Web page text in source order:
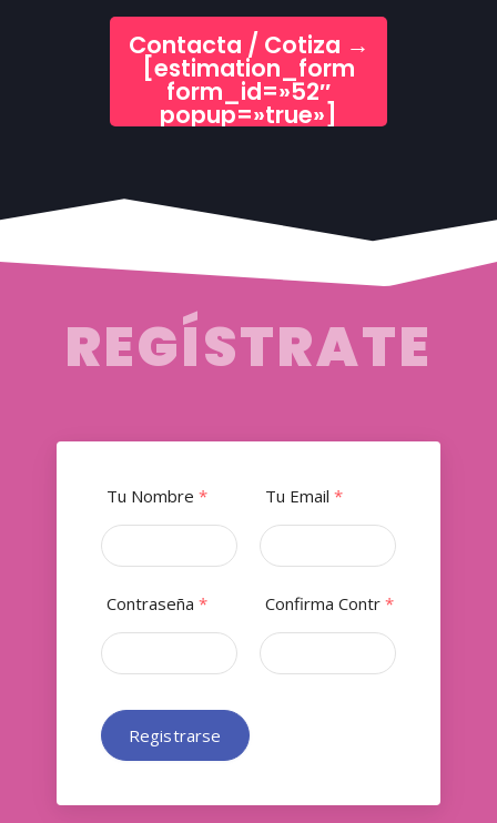
Contacta / Cotiza →
[estimation_form
form_id=»52″
popup=»true»]
REGÍSTRATE
Tu Nombre * Tu Email *
Contraseña * Confirma Contr *
Registrarse